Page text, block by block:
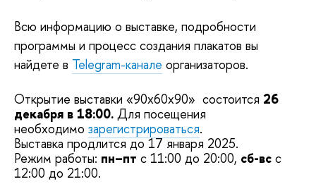
Всю информацию о выставке, подробности
программы и процесс создания плакатов вы
найдете в Telegram-канале организаторов.
Открытие выставки «90x60x90» состоится 26
декабря в 18:00. Для посещения
необходимо зарегистрироваться.
Выставка продлится до 17 января 2025.
Режим работы: пн–пт с 11:00 до 20:00, сб-вс с
12:00 до 21:00.